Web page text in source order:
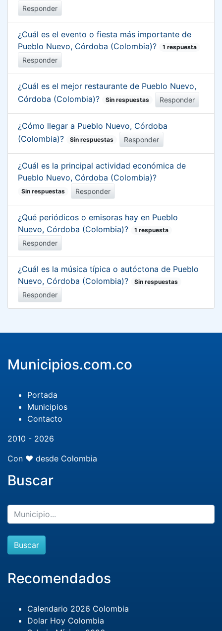
Responder
¿Cuál es el evento o fiesta más importante de
Pueblo Nuevo, Córdoba (Colombia)?
1 respuesta
Responder
¿Cuál es el mejor restaurante de Pueblo Nuevo,
Córdoba (Colombia)?
Sin respuestas Responder
¿Cómo llegar a Pueblo Nuevo, Córdoba
(Colombia)?
Sin respuestas Responder
¿Cuál es la principal actividad económica de
Pueblo Nuevo, Córdoba (Colombia)?
Sin respuestas Responder
¿Qué periódicos o emisoras hay en Pueblo
Nuevo, Córdoba (Colombia)?
1 respuesta
Responder
¿Cuál es la música típica o autóctona de Pueblo
Nuevo, Córdoba (Colombia)?
Sin respuestas
Responder
Municipios.com.co
Portada
Municipios
Contacto
2010 - 2026
Con ❤️ desde Colombia
Buscar
Buscar
Recomendados
Calendario 2026 Colombia
Dolar Hoy Colombia